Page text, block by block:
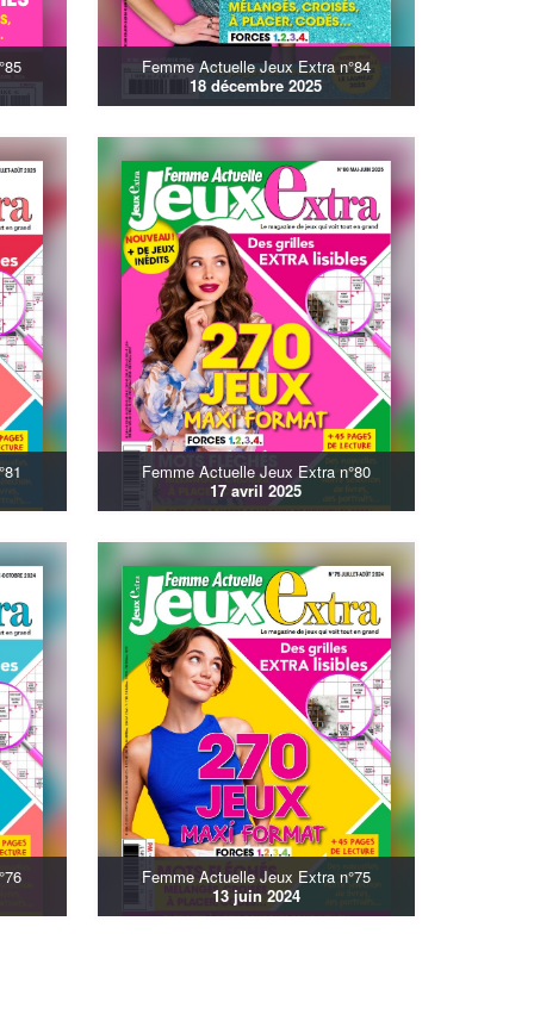
Femme Actuelle Jeux Extra n°84
18 décembre 2025
Femme Actuelle Jeux Extra n°80
17 avril 2025
Femme Actuelle Jeux Extra n°75
13 juin 2024